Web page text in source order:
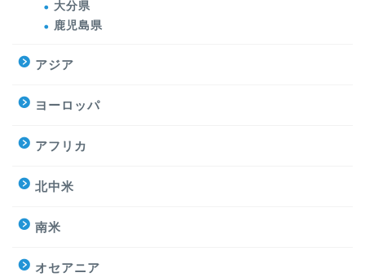
大分県
鹿児島県
アジア
ヨーロッパ
アフリカ
北中米
南米
オセアニア